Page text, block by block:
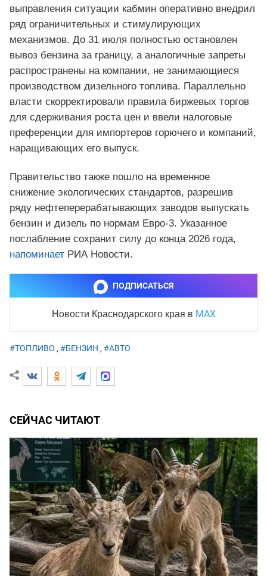
выправления ситуации кабмин оперативно внедрил
ряд ограничительных и стимулирующих
механизмов. До 31 июля полностью остановлен
вывоз бензина за границу, а аналогичные запреты
распространены на компании, не занимающиеся
производством дизельного топлива. Параллельно
власти скорректировали правила биржевых торгов
для сдерживания роста цен и ввели налоговые
преференции для импортеров горючего и компаний,
наращивающих его выпуск.
Правительство также пошло на временное
снижение экологических стандартов, разрешив
ряду нефтеперерабатывающих заводов выпускать
бензин и дизель по нормам Евро-3. Указанное
послабление сохранит силу до конца 2026 года,
напоминает РИА Новости.
ПОДПИСАТЬСЯ
Новости Краснодарского края в MAX
#ТОПЛИВО , #БЕНЗИН , #АВТО
СЕЙЧАС ЧИТАЮТ